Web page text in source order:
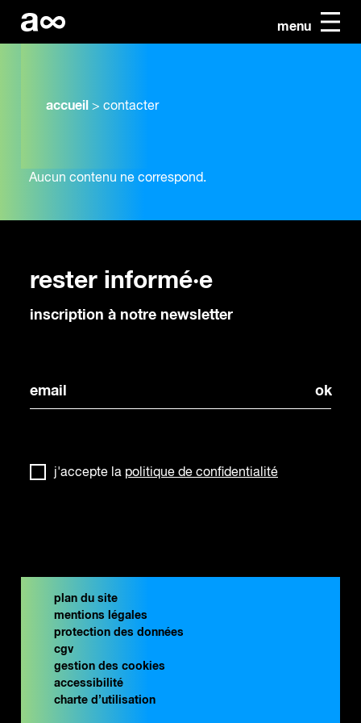
menu
accueil > contacter
Aucun contenu ne correspond.
rester informé·e
inscription à notre newsletter
j'accepte la politique de confidentialité
plan du site
mentions légales
protection des données
cgv
gestion des cookies
accessibilité
charte d’utilisation